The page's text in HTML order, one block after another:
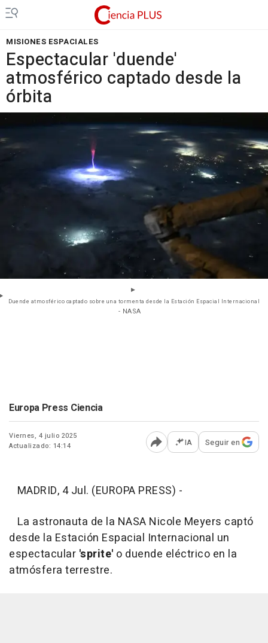
MISIONES ESPACIALES
Espectacular 'duende'
atmosférico captado desde la
órbita
Duende atmosférico captado sobre una tormenta desde la Estación Espacial Internacional
- NASA
Europa Press Ciencia
Viernes, 4 julio 2025
Actualizado: 14:14
Abrir opciones para
IA Seguir en
MADRID, 4 Jul. (EUROPA PRESS) -
La astronauta de la NASA Nicole Meyers captó
desde la Estación Espacial Internacional un
espectacular 'sprite' o duende eléctrico en la
atmósfera terrestre.